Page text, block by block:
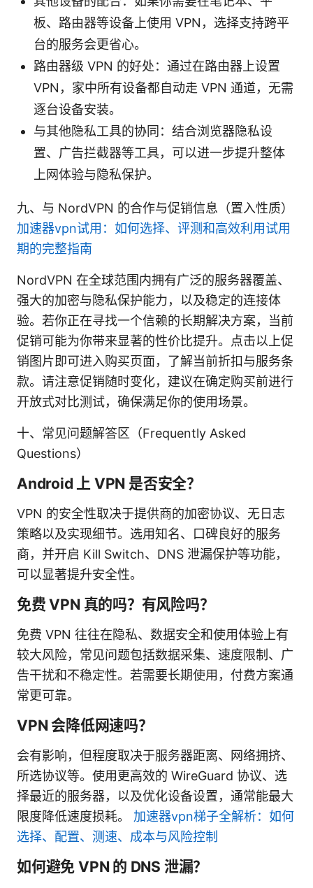
板、路由器等设备上使用 VPN，选择支持跨平
台的服务会更省心。
路由器级 VPN 的好处：通过在路由器上设置
VPN，家中所有设备都自动走 VPN 通道，无需
逐台设备安装。
与其他隐私工具的协同：结合浏览器隐私设
置、广告拦截器等工具，可以进一步提升整体
上网体验与隐私保护。
九、与 NordVPN 的合作与促销信息（置入性质）
加速器vpn试用：如何选择、评测和高效利用试用
期的完整指南
NordVPN 在全球范围内拥有广泛的服务器覆盖、
强大的加密与隐私保护能力，以及稳定的连接体
验。若你正在寻找一个信赖的长期解决方案，当前
促销可能为你带来显著的性价比提升。点击以上促
销图片即可进入购买页面，了解当前折扣与服务条
款。请注意促销随时变化，建议在确定购买前进行
开放式对比测试，确保满足你的使用场景。
十、常见问题解答区（Frequently Asked
Questions）
Android 上 VPN 是否安全？
VPN 的安全性取决于提供商的加密协议、无日志
策略以及实现细节。选用知名、口碑良好的服务
商，并开启 Kill Switch、DNS 泄漏保护等功能，
可以显著提升安全性。
免费 VPN 真的吗？有风险吗？
免费 VPN 往往在隐私、数据安全和使用体验上有
较大风险，常见问题包括数据采集、速度限制、广
告干扰和不稳定性。若需要长期使用，付费方案通
常更可靠。
VPN 会降低网速吗？
会有影响，但程度取决于服务器距离、网络拥挤、
所选协议等。使用更高效的 WireGuard 协议、选
择最近的服务器，以及优化设备设置，通常能最大
限度降低速度损耗。 加速器vpn梯子全解析：如何
选择、配置、测速、成本与风险控制
如何避免 VPN 的 DNS 泄漏？